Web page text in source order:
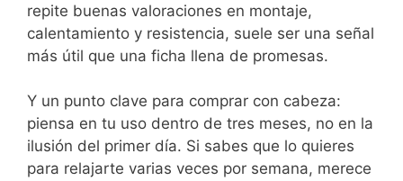
repite buenas valoraciones en montaje,
calentamiento y resistencia, suele ser una señal
más útil que una ficha llena de promesas.
Y un punto clave para comprar con cabeza:
piensa en tu uso dentro de tres meses, no en la
ilusión del primer día. Si sabes que lo quieres
para relajarte varias veces por semana, merece